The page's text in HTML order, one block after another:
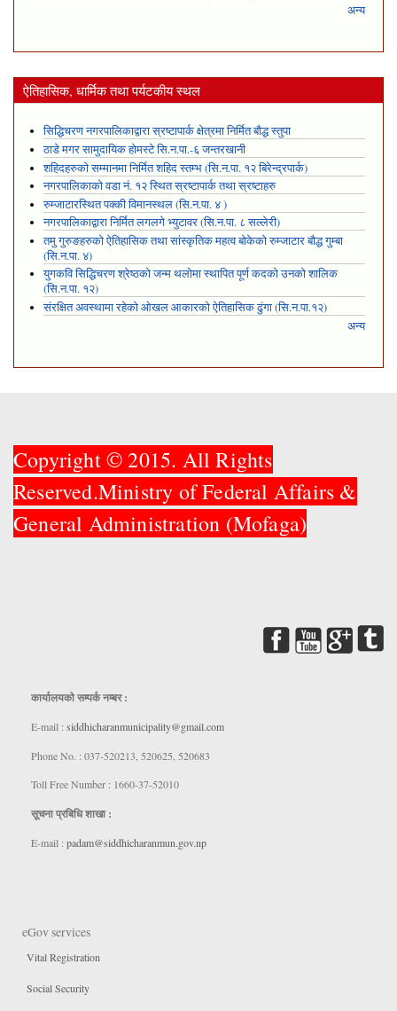
अन्य
ऐतिहासिक, धार्मिक तथा पर्यटकीय स्थल
सिद्धिचरण नगरपालिकाद्वारा स्रष्टापार्क क्षेत्रमा निर्मित बौद्ध स्तुपा
ठाडे मगर सामुदायिक होमस्टे सि.न.पा.-६ जन्तरखानी
शहिदहरुको सम्मानमा निर्मित शहिद स्तम्भ (सि.न.पा. १२ बिरेन्द्रपार्क)
नगरपालिकाको वडा नं. १२ स्थित स्रष्टापार्क तथा स्रष्टाहरु
रुम्जाटारस्थित पक्की विमानस्थल (सि.न.पा. ४ )
नगरपालिकाद्वारा निर्मित लगलगे भ्युटावर (सि.न.पा. ८ सल्लेरी)
तमु गुरुङहरुको ऐतिहासिक तथा सांस्कृतिक महत्व बोकेको रुम्जाटार बौद्ध गुम्बा
(सि.न.पा. ४)
युगकवि सिद्धिचरण श्रेष्ठको जन्म थलोमा स्थापित पूर्ण कदको उनको शालिक
(सि.न.पा. १२)
संरक्षित अवस्थामा रहेको ओखल आकारको ऐतिहासिक ढुंगा (सि.न.पा.१२)
अन्य
Copyright © 2015. All Rights
Reserved.Ministry of Federal Affairs &
General Administration (Mofaga)
कार्यालयकाे सम्पर्क नम्बर :
E-mail : siddhicharanmunicipality@gmail.com
Phone No. : 037-520213, 520625, 520683
Toll Free Number : 1660-37-52010
सूचना प्रबिधि शाखा :
E-mail : padam@siddhicharanmun.gov.np
eGov services
Vital Registration
Social Security